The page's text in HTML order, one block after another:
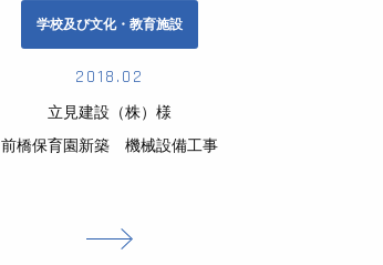
学校及び文化・教育施設
2018.02
立見建設（株）様
前橋保育園新築 機械設備工事